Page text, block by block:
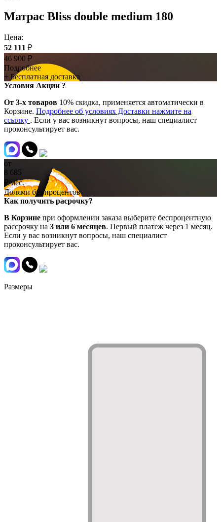
Матрас Bliss double medium 180
Цена:
52 111 ₽
46 900 ₽
Подробнее
+ Бесплатная доставка
Условия Акции ?
От 3-х товаров 10% скидка, применяется автоматически в
Корзине. Подробнее об условиях Доставки нажмите на
ссылку . Если у вас возникнут вопросы, наш специалист
проконсультирует вас.
от
8 685
₽/мес.
Долями без процентов
Как получить расрочку?
В Корзине при оформлении заказа выберите беспроцентную
рассрочку на 3 или 6 месяцев. Первый платеж через 1 месяц.
Если у вас возникнут вопросы, наш специалист
проконсультирует вас.
Размеры